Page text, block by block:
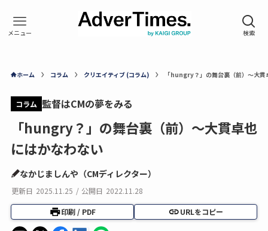
ホーム コラム クリエイティブ (コラム) 「hungry？」の舞台裏（前）～大貫
コラム 監督はCMの夢をみる
「hungry？」の舞台裏（前）～大貫卓也
にはかなわない
なかじましんや（CMディレクター）
更新日 2025.11.25 / 公開日 2022.11.28
印刷 / PDF URLをコピー